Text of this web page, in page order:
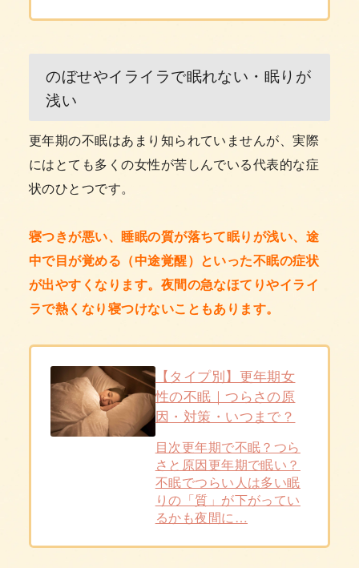
のぼせやイライラで眠れない・眠りが
浅い
更年期の不眠はあまり知られていませんが、実際
にはとても多くの女性が苦しんでいる代表的な症
状のひとつです。
寝つきが悪い、睡眠の質が落ちて眠りが浅い、途
中で目が覚める（中途覚醒）といった不眠の症状
が出やすくなります。夜間の急なほてりやイライ
ラで熱くなり寝つけないこともあります。
【タイプ別】更年期女
性の不眠｜つらさの原
因・対策・いつまで？
目次更年期で不眠？つら
さと原因更年期で眠い？
不眠でつらい人は多い眠
りの「質」が下がってい
るかも夜間に…